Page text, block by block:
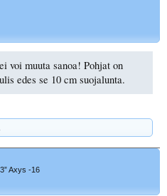
voi muuta sanoa! Pohjat on
edes se 10 cm suojalunta.
Axys -16